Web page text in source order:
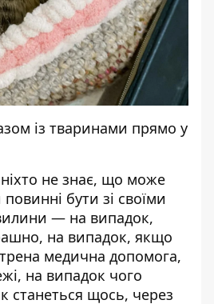
із тваринами прямо у
не знає, що може
бути зі своїми
— на випадок,
на випадок, якщо
медична допомога,
на випадок чого
станеться щось, через